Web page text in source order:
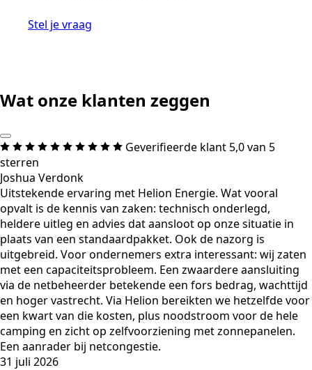
Stel je vraag
Wat onze klanten zeggen
Geverifieerde klant 5,0 van 5
sterren
Joshua Verdonk
Uitstekende ervaring met Helion Energie. Wat vooral
opvalt is de kennis van zaken: technisch onderlegd,
heldere uitleg en advies dat aansloot op onze situatie in
plaats van een standaardpakket. Ook de nazorg is
uitgebreid. Voor ondernemers extra interessant: wij zaten
met een capaciteitsprobleem. Een zwaardere aansluiting
via de netbeheerder betekende een fors bedrag, wachttijd
en hoger vastrecht. Via Helion bereikten we hetzelfde voor
een kwart van die kosten, plus noodstroom voor de hele
camping en zicht op zelfvoorziening met zonnepanelen.
Een aanrader bij netcongestie.
31 juli 2026